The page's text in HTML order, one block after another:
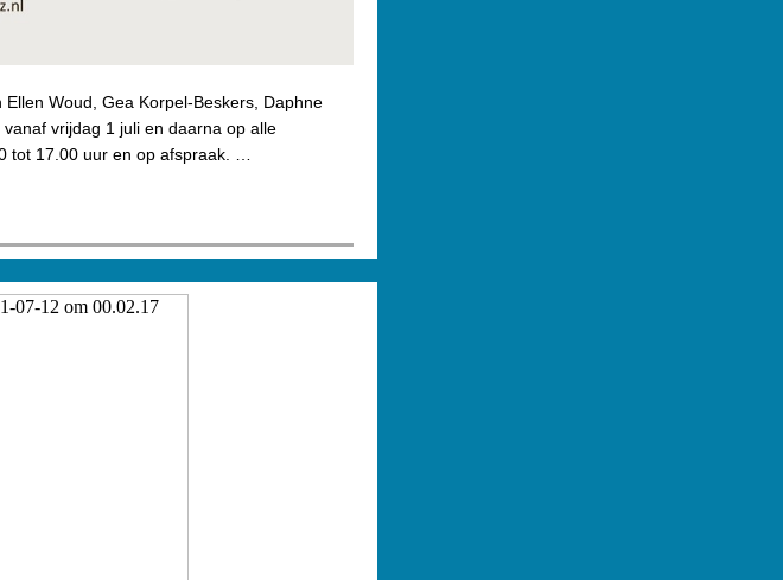
Ellen Woud, Gea Korpel-Beskers, Daphne
vrijdag 1 juli en daarna op alle
tot 17.00 uur en op afspraak. …